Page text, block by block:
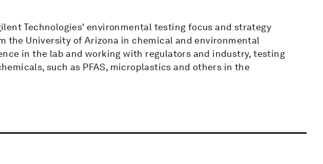
Technologies' environmental testing focus and strategy
the University of Arizona in chemical and environmental
in the lab and working with regulators and industry, testing
such as PFAS, microplastics and others in the